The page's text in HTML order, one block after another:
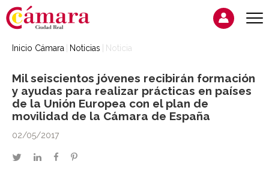
Inicio Cámara Noticias Noticia
Mil seiscientos jóvenes recibirán formación
y ayudas para realizar prácticas en países
de la Unión Europea con el plan de
movilidad de la Cámara de España
02/05/2017
twitterlinkedinfacebookpinterest